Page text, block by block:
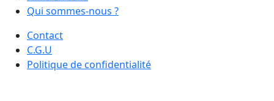
Qui sommes-nous ?
Contact
C.G.U
Politique de confidentialité